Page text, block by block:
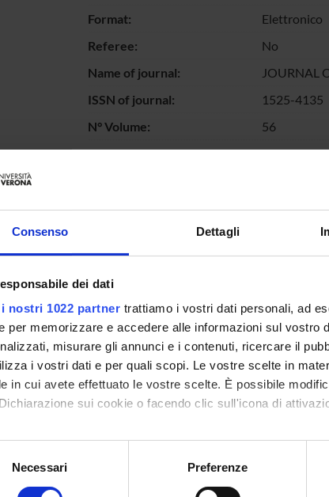
Consenso Dettagli
dei dati
i nostri 1022 partner trattiamo i vostri dati personali, ad
per memorizzare e accedere alle informazioni sul vostro
misurare gli annunci e i contenuti, ricercare il
i vostri dati e per quali scopi. Le vostre scelte in
in cui avete effettuato le vostre scelte. È possibile
sui cookie o facendo clic sull'icona di
tuo consenso, vorremmo anche:
raccogliere informazioni sulla tua posizione geografica,
Necessari Preferenze
Format:
Elettronico
Referee:
No
Name of journal:
JOURNAL
ISSN of journal:
1525-4135
N° Volume:
56
:
Lippincott,
(301)223-
Page numbers:
65-65
HIV-
contents:
Broad
of a
as new
primary
Web page:
http://
Product ID:
61971
Handle IRIS:
11562/
Astone,